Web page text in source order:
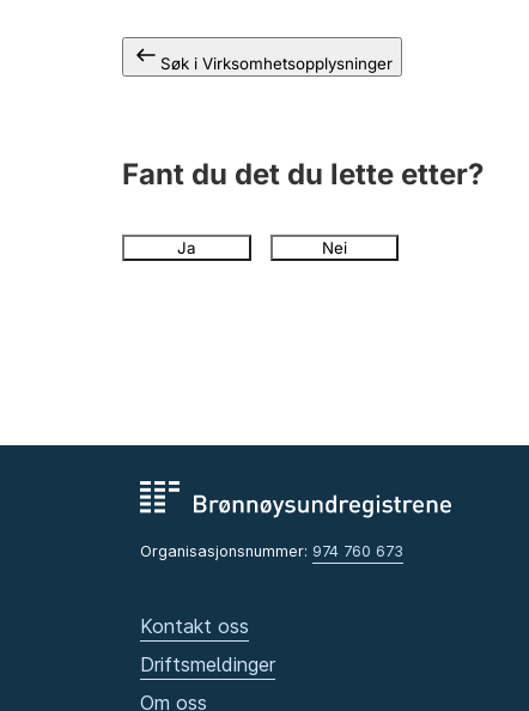
Søk i Virksomhetsopplysninger
Fant du det du lette etter?
Ja Nei
Organisasjonsnummer: 974 760 673
Kontakt oss
Driftsmeldinger
Om oss